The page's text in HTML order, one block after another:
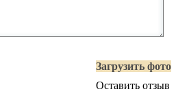
Загрузить фото
Оставить отзыв